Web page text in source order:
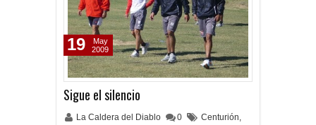
Sigue el silencio
La Caldera del Diablo 0 Centurión,
19
May
2009